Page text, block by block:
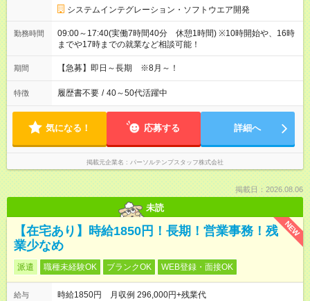
システムインテグレーション・ソフトウエア開発
勤務時間
09:00～17:40(実働7時間40分 休憩1時間) ※10時開始や、16時
までや17時までの就業など相談可能！
期間 【急募】即日～長期 ※8月～！
特徴 履歴書不要 / 40～50代活躍中
気になる！ 応募する 詳細へ
掲載元企業名 パーソルテンプスタッフ株式会社
掲載日：2026.08.06
未読
NEW
【在宅あり】時給1850円！長期！営業事務！残
業少なめ
派遣 職種未経験OK ブランクOK WEB登録・面接OK
給与
時給1850円 月収例 296,000円+残業代